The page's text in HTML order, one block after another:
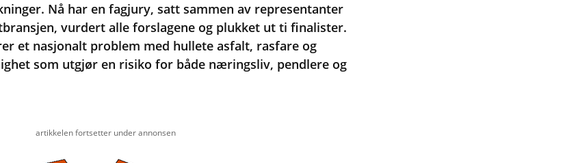
Nå har en fagjury, satt sammen av representanter
vurdert alle forslagene og plukket ut ti finalister.
et nasjonalt problem med hullete asfalt, rasfare og
som utgjør en risiko for både næringsliv, pendlere og
artikkelen fortsetter under annonsen